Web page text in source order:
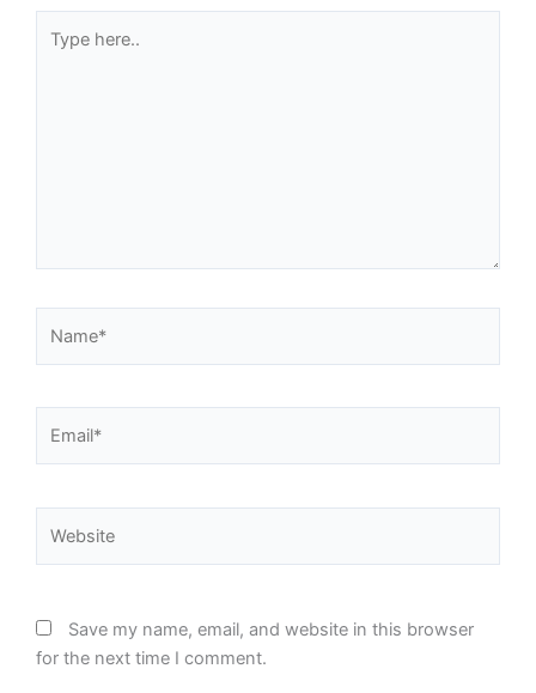
here..
Save my name, email, and website in this browser
for the next time I comment.